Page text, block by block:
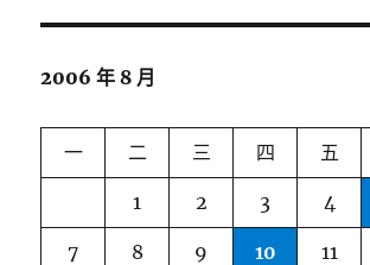
2006 年 8 月
一 二 三 四 五
1 2 3 4
7 8 9 10 11